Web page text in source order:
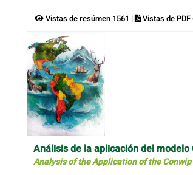
Vistas de resúmen 1561 | Vistas de PDF
Análisis de la aplicación del
Analysis of the Application of the